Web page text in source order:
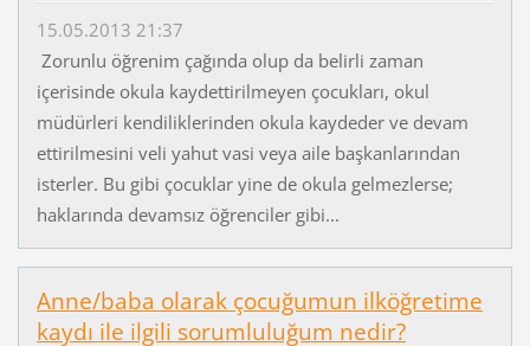
15.05.2013 21:37
Zorunlu öğrenim çağında olup da belirli zaman
içerisinde okula kaydettirilmeyen çocukları, okul
müdürleri kendiliklerinden okula kaydeder ve devam
ettirilmesini veli yahut vasi veya aile başkanlarından
isterler. Bu gibi çocuklar yine de okula gelmezlerse;
haklarında devamsız öğrenciler gibi...
Anne/baba olarak çocuğumun ilköğretime
kaydı ile ilgili sorumluluğum nedir?